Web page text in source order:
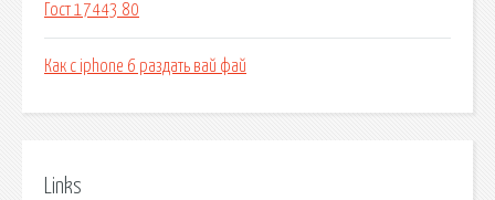
Гост 17443 80
Как с iphone 6 раздать вай фай
Links